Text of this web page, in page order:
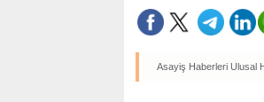
Asayiş Haberleri Ulusal